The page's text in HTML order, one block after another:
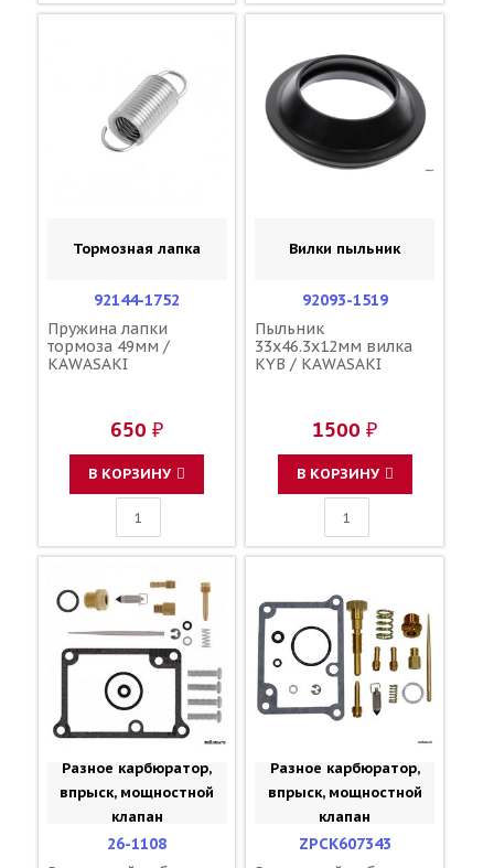
Тормозная лапка
92144-1752
Пружина лапки
тормоза 49мм /
KAWASAKI
650 ₽
В КОРЗИНУ
Вилки пыльник
92093-1519
Пыльник
33x46.3x12мм вилка
KYB / KAWASAKI
1500 ₽
В КОРЗИНУ
Разное карбюратор,
впрыск, мощностной
клапан
26-1108
Разное карбюратор,
впрыск, мощностной
клапан
ZPCK607343